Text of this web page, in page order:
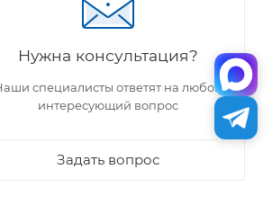
Нужна консультация?
специалисты ответят на любой
интересующий вопрос
Задать вопрос